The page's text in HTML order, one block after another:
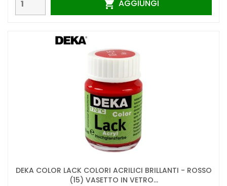
 AGGIUNGI
DEKA COLOR LACK COLORI ACRILICI BRILLANTI - ROSSO
(15) VASETTO IN VETRO...